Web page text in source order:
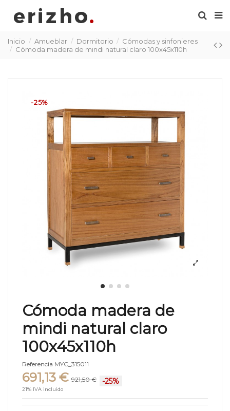
Inicio Amueblar Dormitorio
Cómodas y sinfonieres
Cómoda madera de mindi natural claro 100x45x110h
-25%
Cómoda madera de
mindi natural claro
100x45x110h
Referencia MYC_315011
691,13 € 921,50 € -25%
21% IVA incluido